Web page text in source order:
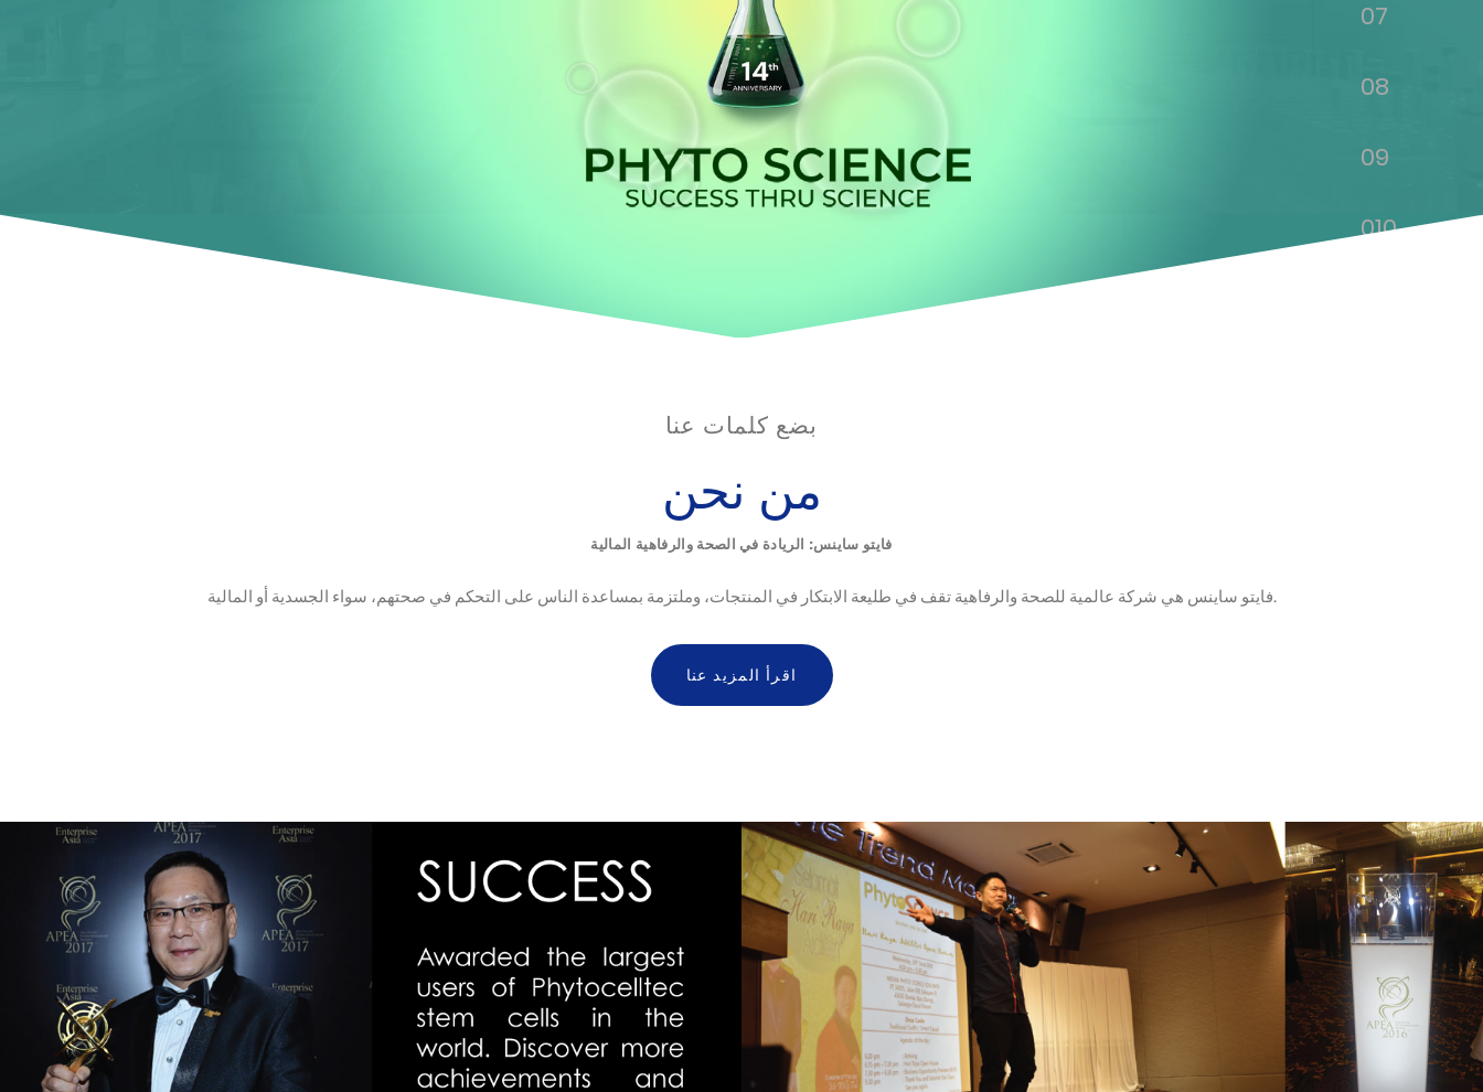
07
08
09
010
بضع كلمات عنا
من نحن
فايتو ساينس: الريادة في الصحة والرفاهية المالية
فايتو ساينس هي شركة عالمية للصحة والرفاهية تقف في طليعة الابتكار في المنتجات، وملتزمة بمساعدة الناس على التحكم في صحتهم، سواء الجسدية أو المالية.
اقرأ المزيد عنا